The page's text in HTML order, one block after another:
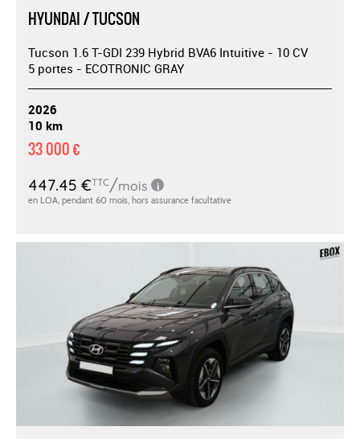
HYUNDAI / TUCSON
Tucson 1.6 T-GDI 239 Hybrid BVA6 Intuitive - 10 CV
5 portes - ECOTRONIC GRAY
2026
10 km
33 000 €